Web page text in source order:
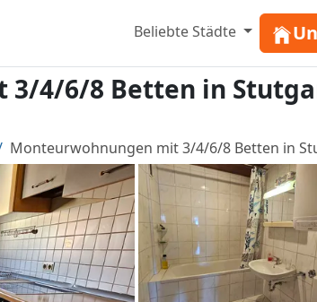
Beliebte Städte
4/6/8 Betten in
Monteurwohnungen mit 3/4/6/8 Betten in